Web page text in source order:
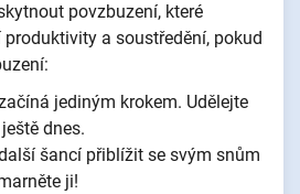
povzbuzení, které
a soustředění, pokud
jediným krokem. Udělejte
dnes.
šancí přiblížit se svým snům
ji!